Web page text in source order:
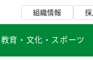
組織情報
育・文化・スポーツ